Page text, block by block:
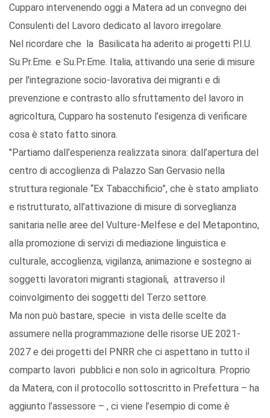
Cupparo intervenendo oggi a Matera ad un convegno dei
Consulenti del Lavoro dedicato al lavoro irregolare.
Nel ricordare che la Basilicata ha aderito ai progetti P.I.U.
Su.Pr.Eme. e Su.Pr.Eme. Italia, attivando una serie di misure
per l'integrazione socio-lavorativa dei migranti e di
prevenzione e contrasto allo sfruttamento del lavoro in
agricoltura, Cupparo ha sostenuto l’esigenza di verificare
cosa è stato fatto sinora.
"Partiamo dall’esperienza realizzata sinora: dall’apertura del
centro di accoglienza di Palazzo San Gervasio nella
struttura regionale “Ex Tabacchificio”, che è stato ampliato
e ristrutturato, all’attivazione di misure di sorveglianza
sanitaria nelle aree del Vulture-Melfese e del Metapontino,
alla promozione di servizi di mediazione linguistica e
culturale, accoglienza, vigilanza, animazione e sostegno ai
soggetti lavoratori migranti stagionali, attraverso il
coinvolgimento dei soggetti del Terzo settore.
Ma non può bastare, specie in vista delle scelte da
assumere nella programmazione delle risorse UE 2021-
2027 e dei progetti del PNRR che ci aspettano in tutto il
comparto lavori pubblici e non solo in agricoltura. Proprio
da Matera, con il protocollo sottoscritto in Prefettura – ha
aggiunto l’assessore – , ci viene l’esempio di come è